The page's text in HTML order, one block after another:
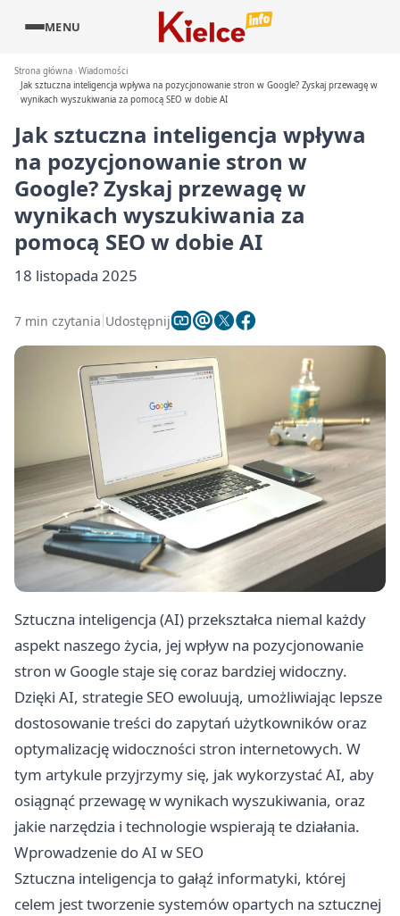
MENU
Strona główna Wiadomości
Jak sztuczna inteligencja wpływa na pozycjonowanie stron w Google? Zyskaj przewagę w
wynikach wyszukiwania za pomocą SEO w dobie AI
Jak sztuczna inteligencja wpływa
na pozycjonowanie stron w
Google? Zyskaj przewagę w
wynikach wyszukiwania za
pomocą SEO w dobie AI
18 listopada 2025
7 min czytania Udostępnij
Sztuczna inteligencja (AI) przekształca niemal każdy
aspekt naszego życia, jej wpływ na pozycjonowanie
stron w Google staje się coraz bardziej widoczny.
Dzięki AI, strategie SEO ewoluują, umożliwiając lepsze
dostosowanie treści do zapytań użytkowników oraz
optymalizację widoczności stron internetowych. W
tym artykule przyjrzymy się, jak wykorzystać AI, aby
osiągnąć przewagę w wynikach wyszukiwania, oraz
jakie narzędzia i technologie wspierają te działania.
Wprowadzenie do AI w SEO
Sztuczna inteligencja to gałąź informatyki, której
celem jest tworzenie systemów opartych na sztucznej